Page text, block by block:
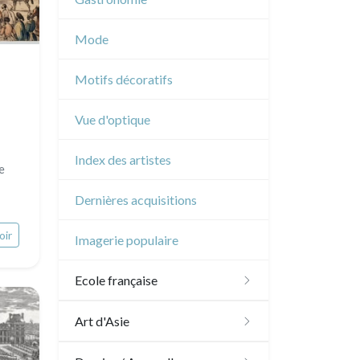
Musique
Cirque
Mode
Motifs décoratifs
Vue d'optique
Index des artistes
Dernières acquisitions
Imagerie populaire
Ecole française
XVI - XVII°
Art d'Asie